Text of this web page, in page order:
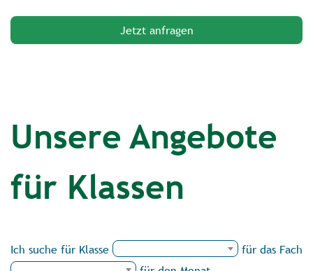
Jetzt anfragen
Unsere Angebote
für Klassen
Ich suche für Klasse
für das Fach